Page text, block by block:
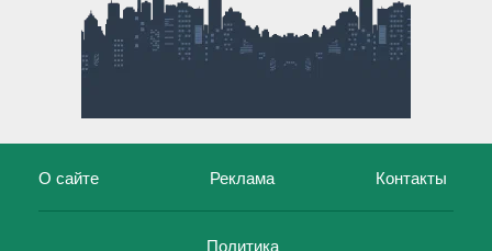
О сайте Реклама Контакты
Политика